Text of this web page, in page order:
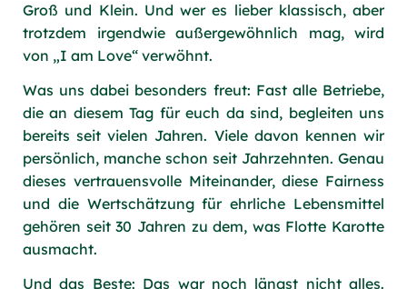
Groß und Klein. Und wer es lieber klassisch, aber
trotzdem irgendwie außergewöhnlich mag, wird
von „I am Love“ verwöhnt.
Was uns dabei besonders freut: Fast alle Betriebe,
die an diesem Tag für euch da sind, begleiten uns
bereits seit vielen Jahren. Viele davon kennen wir
persönlich, manche schon seit Jahrzehnten. Genau
dieses vertrauensvolle Miteinander, diese Fairness
und die Wertschätzung für ehrliche Lebensmittel
gehören seit 30 Jahren zu dem, was Flotte Karotte
ausmacht.
Und das Beste: Das war noch längst nicht alles.